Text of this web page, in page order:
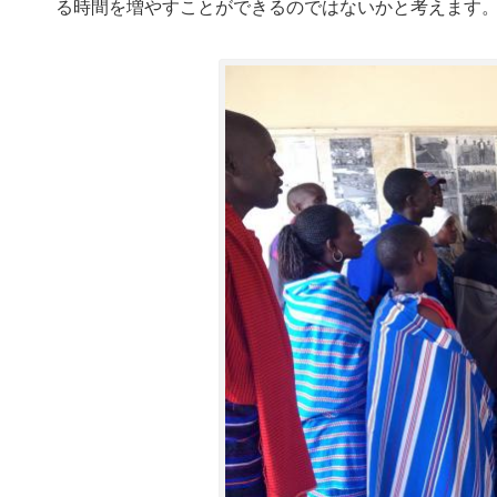
る時間を増やすことができるのではないかと考えます